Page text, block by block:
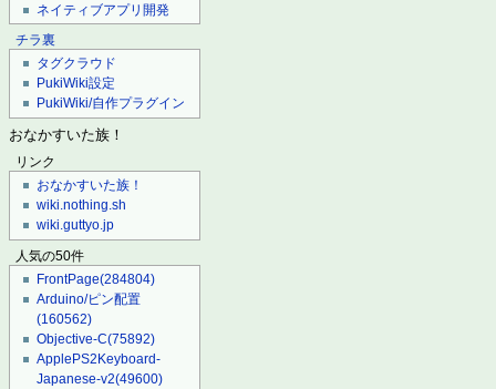
ネイティブアプリ開発
チラ裏
タグクラウド
PukiWiki設定
PukiWiki/自作プラグイン
おなかすいた族！
リンク
おなかすいた族！
wiki.nothing.sh
wiki.guttyo.jp
人気の50件
FrontPage(284804)
Arduino/ピン配置
(160562)
Objective-C(75892)
ApplePS2Keyboard-
Japanese-v2(49600)